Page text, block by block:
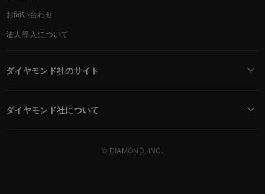
お問い合わせ
法人導入について
ダイヤモンド社のサイト
ダイヤモンド社について
© DIAMOND, INC.